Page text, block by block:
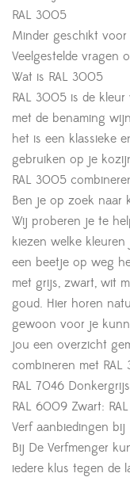
RAL 3005
Minder geschikt
Veelgestelde vragen
Wat is RAL 3005
RAL 3005 is de kleur
met de benaming
het is een klassieke
gebruiken op je
RAL 3005
Ben je op zoek naar
Wij proberen je te
kiezen welke
een beetje op weg
met grijs, zwart, wit
goud. Hier horen
gewoon voor je
jou een overzicht
combineren met
RAL 7046
RAL 6009 Zwart:
Verf aanbiedingen bij
Bij De Verfmenger
iedere klus tegen de